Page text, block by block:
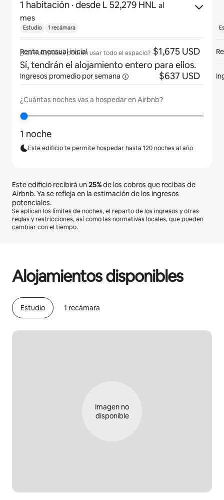
1 habitación · desde L 52,279 HNL al
mes
¿Los huéspedes podrán usar todo el espacio?
Sí, tendrán el alojamiento entero para ellos.
¿Cuántas noches vas a hospedar en Airbnb?
1 noche
Este edificio te permite hospedar hasta 120 noches al año
Este edificio recibirá un25%de los cobros que recibas de
Airbnb. Ya se refleja en la estimación de los ingresos
potenciales.
Se aplican los límites de noches, el reparto de los ingresos y otras
reglas y restricciones, así como las normativas locales, que pueden
cambiar con el tiempo.
Alojamientos disponibles
Estudio 1 recámara
Imagen no
disponible
Estudio 1 recámara
Renta mensual inicial $1,675 USD
Ingresos promedio porsemana $637 USD